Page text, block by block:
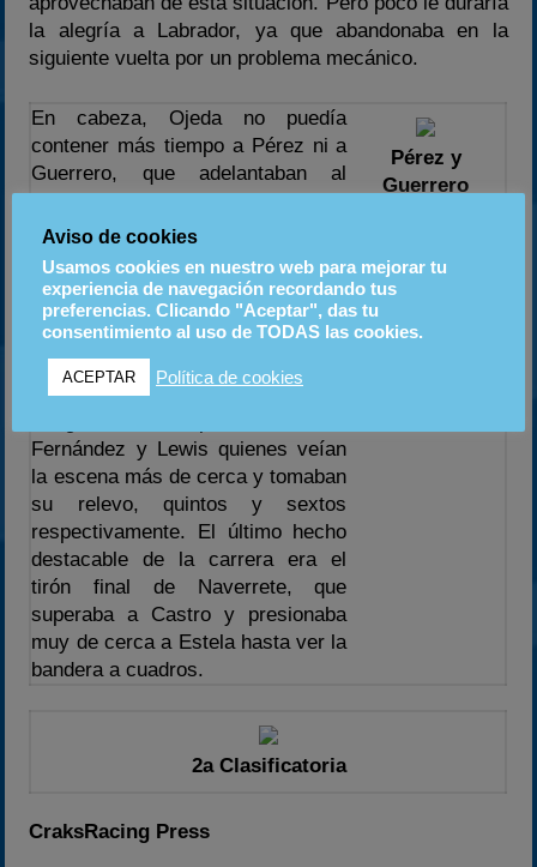
la alegría a Labrador, ya que abandonaba en la
siguiente vuelta por un problema mecánico.
En cabeza, Ojeda no puedía
contener más tiempo a Pérez ni a
Guerrero, que adelantaban al
Madrileño y se escapaban sin
demasiados problemas. Merlos y
Franco eran entonces los que
pasaban a presionar al único
Intrepid inscrito, el de Ojeda, pero
un pequeño toque entre ellos
provocaba una espectacular salida
de pista de Merlos, que se veía
Fernández y Lewis quienes veían
la escena más de cerca y tomaban
su relevo, quintos y sextos
respectivamente. El último hecho
destacable de la carrera era el
tirón final de Naverrete, que
superaba a Castro y presionaba
muy de cerca a Estela hasta ver la
bandera a cuadros.
Pérez y
Guerrero
clasificatorias
2a Clasificatoria
CraksRacing Press
Aviso de cookies
Usamos cookies en nuestro web para mejorar tu
experiencia de navegación recordando tus
preferencias. Clicando "Aceptar", das tu
consentimiento al uso de TODAS las cookies.
ACEPTAR Política de cookies